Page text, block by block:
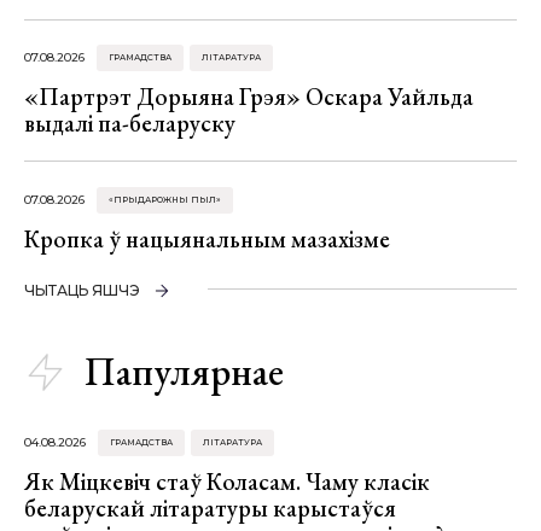
07.08.2026 ГРАМАДСТВА ЛІТАРАТУРА
«Партрэт Дорыяна Грэя» Оскара Уайльда
выдалі па-беларуску
07.08.2026 «ПРЫДАРОЖНЫ ПЫЛ»
Кропка ў нацыянальным мазахізме
ЧЫТАЦЬ ЯШЧЭ
Папулярнае
04.08.2026 ГРАМАДСТВА ЛІТАРАТУРА
Як Міцкевіч стаў Коласам. Чаму класік
беларускай літаратуры карыстаўся